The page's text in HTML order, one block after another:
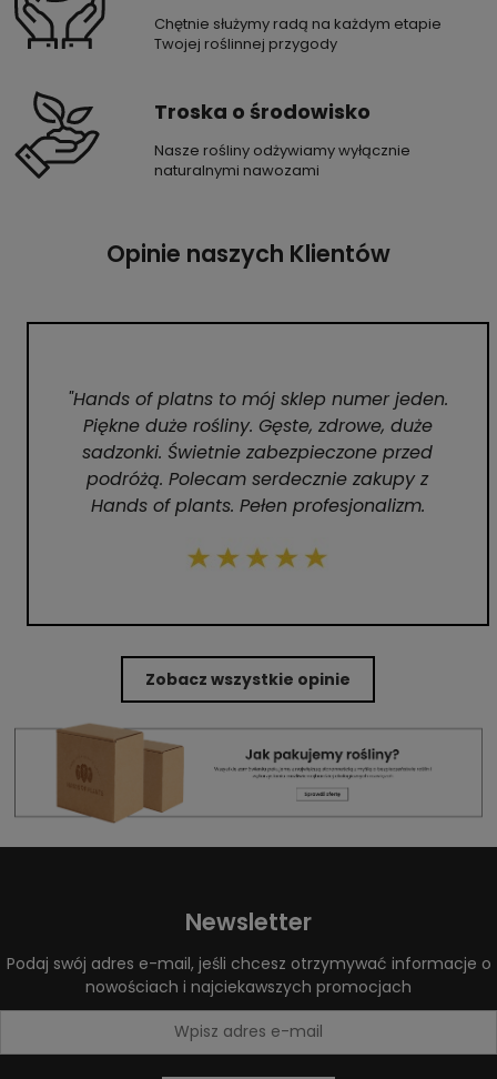
Chętnie służymy radą na każdym etapie
Twojej roślinnej przygody
Troska o środowisko
Nasze rośliny odżywiamy wyłącznie
naturalnymi nawozami
Opinie naszych Klientów
"Hands of platns to mój sklep numer jeden.
Piękne duże rośliny. Gęste, zdrowe, duże
sadzonki. Świetnie zabezpieczone przed
podróżą. Polecam serdecznie zakupy z
Hands of plants. Pełen profesjonalizm.
Zobacz wszystkie opinie
Newsletter
Podaj swój adres e-mail, jeśli chcesz otrzymywać informacje o
nowościach i najciekawszych promocjach